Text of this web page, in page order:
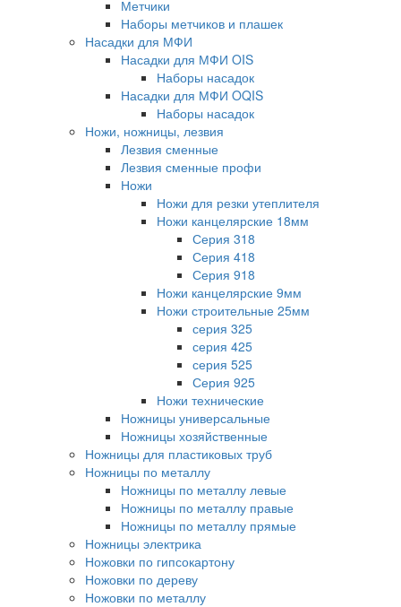
Метчики
Наборы метчиков и плашек
Насадки для МФИ
Насадки для МФИ OIS
Наборы насадок
Насадки для МФИ OQIS
Наборы насадок
Ножи, ножницы, лезвия
Лезвия сменные
Лезвия сменные профи
Ножи
Ножи для резки утеплителя
Ножи канцелярские 18мм
Серия 318
Серия 418
Серия 918
Ножи канцелярские 9мм
Ножи строительные 25мм
серия 325
серия 425
серия 525
Серия 925
Ножи технические
Ножницы универсальные
Ножницы хозяйственные
Ножницы для пластиковых труб
Ножницы по металлу
Ножницы по металлу левые
Ножницы по металлу правые
Ножницы по металлу прямые
Ножницы электрика
Ножовки по гипсокартону
Ножовки по дереву
Ножовки по металлу